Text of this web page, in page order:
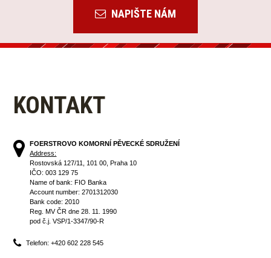
NAPIŠTE NÁM
KONTAKT
FOERSTROVO KOMORNÍ PĚVECKÉ SDRUŽENÍ
Address:
Rostovská 127/11, 101 00, Praha 10
IČO: 003 129 75
Name of bank: FIO Banka
Account number: 2701312030
Bank code: 2010
Reg. MV ČR dne 28. 11. 1990
pod č.j. VSP/1-3347/90-R
Telefon: +420 602 228 545